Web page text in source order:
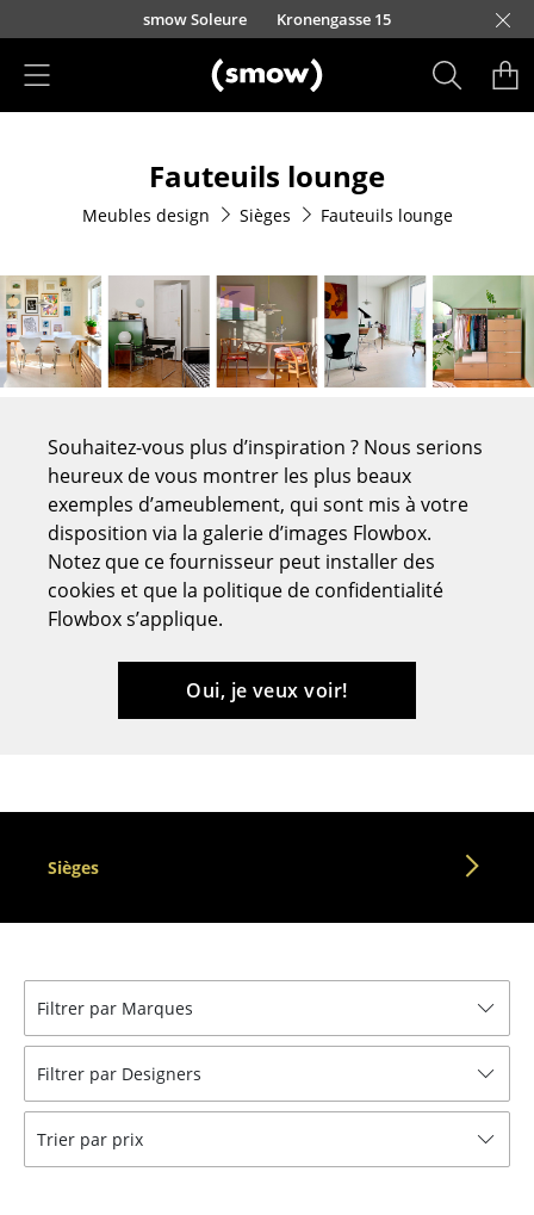
Accéder directement au contenu
smow Soleure Kronengasse 15
Chaises de cuisine & salle à manger
Canapés
Fauteuils
Fauteuils lounge
Chaises cantilever
Chaises et Tabourets de bar
Tabourets
Bancs & Chaises longues
Poufs poires
Pièces détachées
... voir tous les sièges
Tables
Tables de repas
Fauteuils lounge
Meubles design Sièges Fauteuils lounge
Souhaitez-vous plus d’inspiration ? Nous serions
heureux de vous montrer les plus beaux
exemples d’ameublement, qui sont mis à votre
disposition via la galerie d’images Flowbox.
Notez que ce fournisseur peut installer des
cookies et que la politique de confidentialité
Flowbox s’applique.
Oui, je veux voir!
Sièges
Filtrer par Marques
Filtrer par Designers
Trier par prix